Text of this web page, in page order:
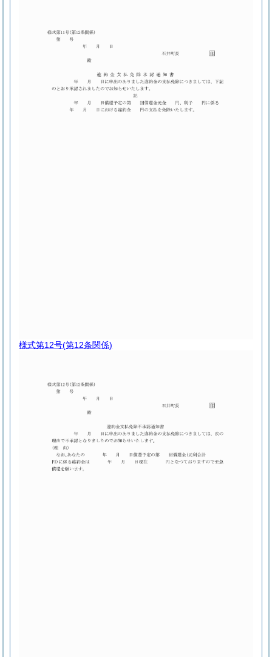
様式第12号(第12条関係)